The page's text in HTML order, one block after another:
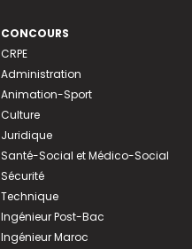
CONCOURS
CRPE
Administration
Animation-Sport
Culture
Juridique
Santé-Social et Médico-Social
Sécurité
Technique
Ingénieur Post-Bac
Ingénieur Maroc